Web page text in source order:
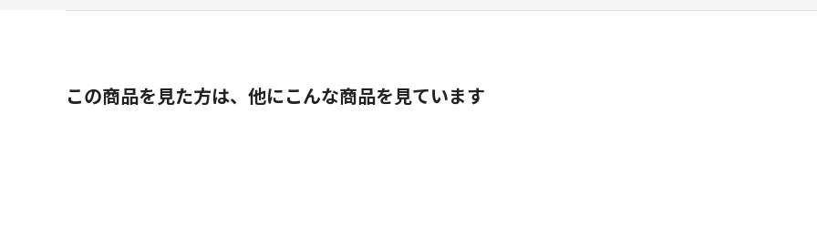
この商品を見た方は、他にこんな商品を見ています